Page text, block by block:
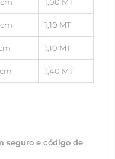
1,10 MT
1,10 MT
1,40 MT
seguro e código de